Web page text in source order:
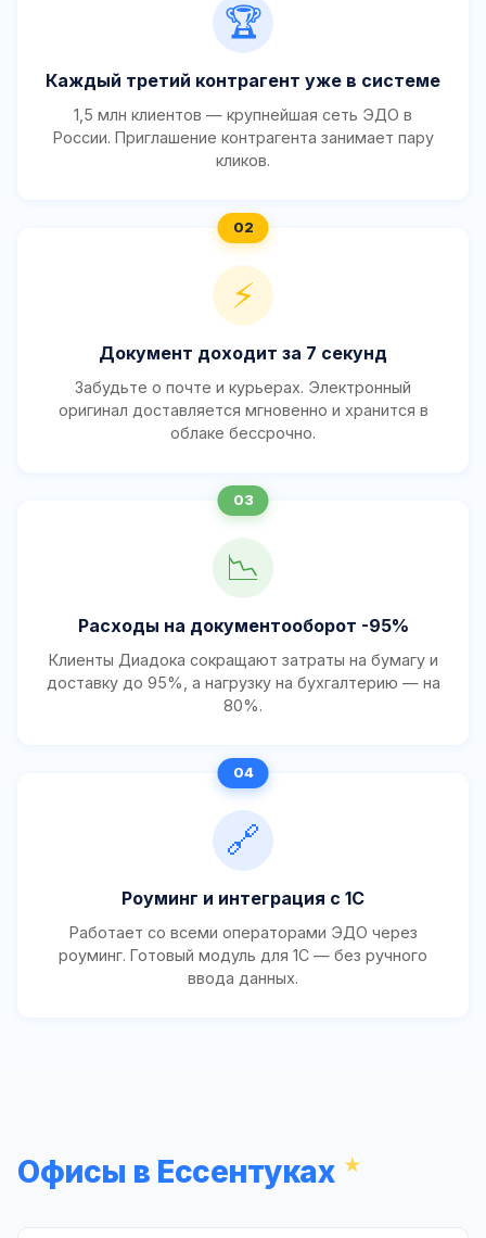
🏆
Каждый третий контрагент уже в системе
1,5 млн клиентов — крупнейшая сеть ЭДО в
России. Приглашение контрагента занимает пару
кликов.
⚡
Документ доходит за 7 секунд
Забудьте о почте и курьерах. Электронный
оригинал доставляется мгновенно и хранится в
облаке бессрочно.
📉
Расходы на документооборот -95%
Клиенты Диадока сокращают затраты на бумагу и
доставку до 95%, а нагрузку на бухгалтерию — на
80%.
🔗
Роуминг и интеграция с 1С
Работает со всеми операторами ЭДО через
роуминг. Готовый модуль для 1С — без ручного
ввода данных.
Офисы в Ессентуках